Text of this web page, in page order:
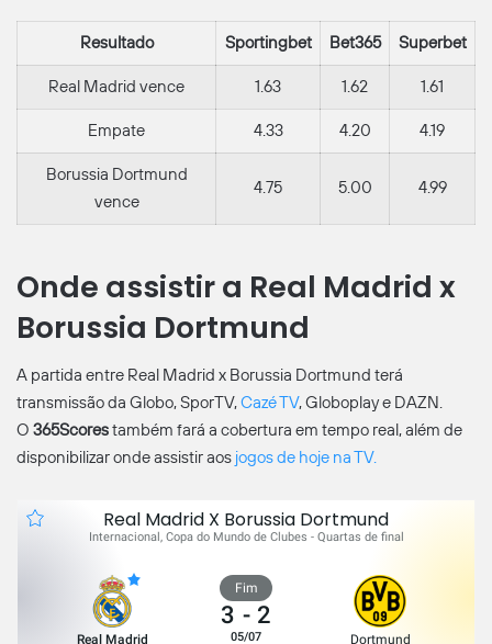
Resultado Sportingbet Bet365 Superbet
Real Madrid vence 1.63 1.62 1.61
Empate 4.33 4.20 4.19
Borussia Dortmund
vence
4.75 5.00 4.99
Onde assistir a Real Madrid x
Borussia Dortmund
A partida entre Real Madrid x Borussia Dortmund terá
transmissão da Globo, SporTV,Cazé TV, Globoplay e DAZN.
O 365Scorestambém fará a cobertura em tempo real, além de
disponibilizar onde assistir aos jogos de hoje na TV.
Real Madrid X Borussia Dortmund
Internacional, Copa do Mundo de Clubes - Quartas de final
Real Madrid
Fim
3 - 2
05/07 Dortmund